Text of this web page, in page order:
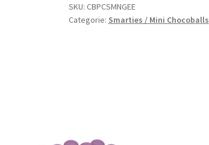
SKU: CBPCSMNGEE
Categorie: Smarties / Mini Chocoballs